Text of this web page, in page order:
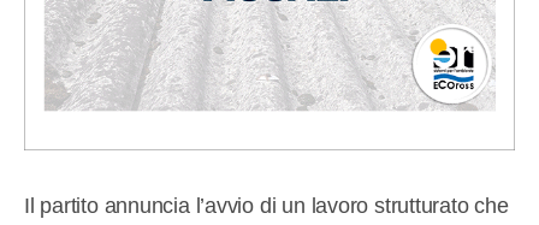
Il partito annuncia l’avvio di un lavoro strutturato che